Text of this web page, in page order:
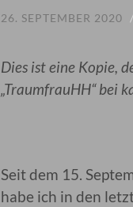
26. SEPTEMBER 2020 /
Dies ist eine Kopie,
„TraumfrauHH“ bei
Seit dem 15.
habe ich in den